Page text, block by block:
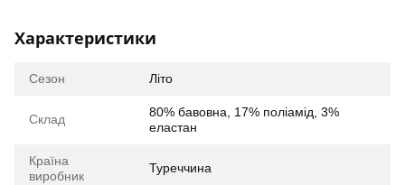
Характеристики
Сезон Літо
Склад
80% бавовна, 17% поліамід, 3%
еластан
Країна
виробник
Туреччина